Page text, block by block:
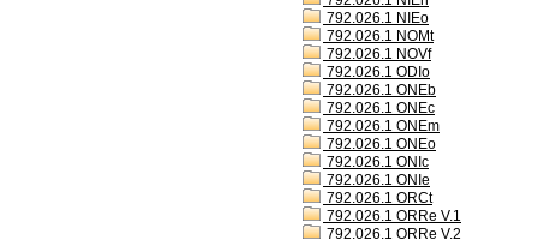
792.026.1 NIEo
792.026.1 NOMt
792.026.1 NOVf
792.026.1 ODIo
792.026.1 ONEb
792.026.1 ONEc
792.026.1 ONEm
792.026.1 ONEo
792.026.1 ONIc
792.026.1 ONIe
792.026.1 ORCt
792.026.1 ORRe V.1
792.026.1 ORRe V.2